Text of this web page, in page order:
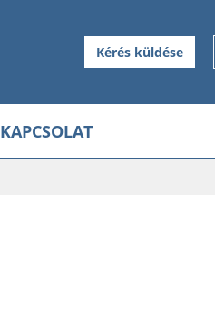
Kérés küldése
KAPCSOLAT